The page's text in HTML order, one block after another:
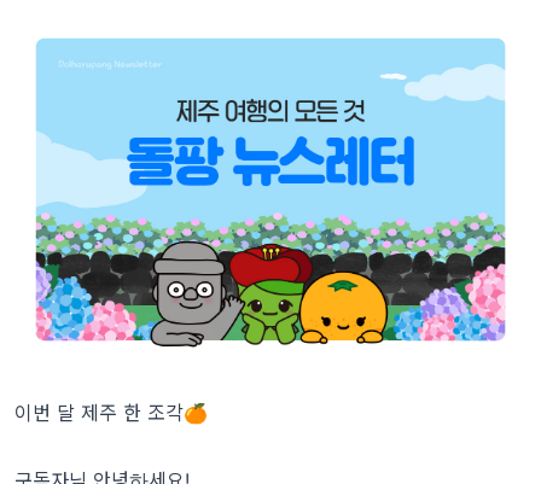
이번 달 제주 한 조각🍊